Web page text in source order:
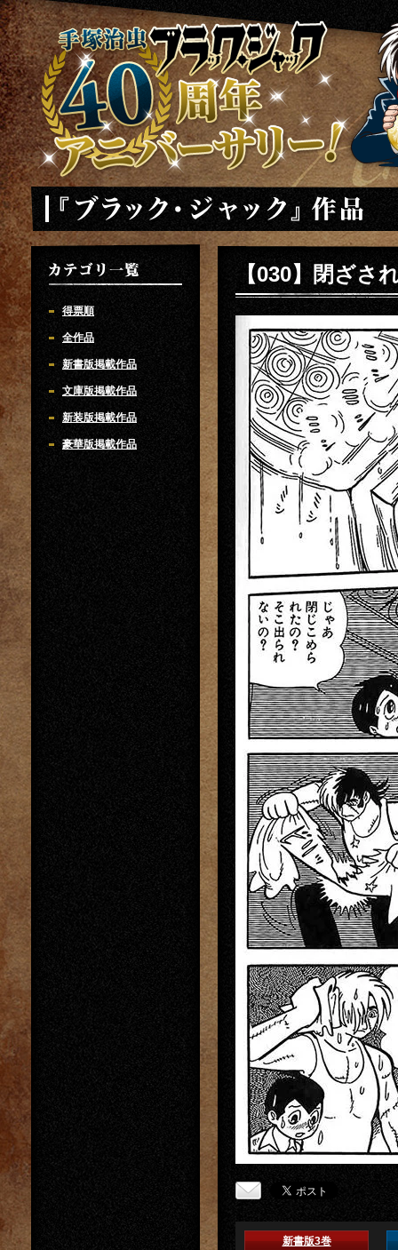
手塚治虫 ブラックジャック 40周年アニバーサリー
「ブラック・ジャック」
得票順
全作品
新書版掲載作品
文庫版掲載作品
新装版掲載作品
豪華版掲載作品
【030】閉ざさ
新書版3巻